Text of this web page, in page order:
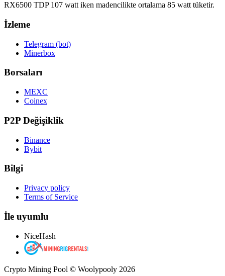
RX6500 TDP 107 watt iken madencilikte ortalama 85 watt tüketir.
İzleme
Telegram (bot)
Minerbox
Borsaları
MEXC
Coinex
P2P Değişiklik
Binance
Bybit
Bilgi
Privacy policy
Terms of Service
İle uyumlu
NiceHash
Crypto Mining Pool © Woolypooly 2026